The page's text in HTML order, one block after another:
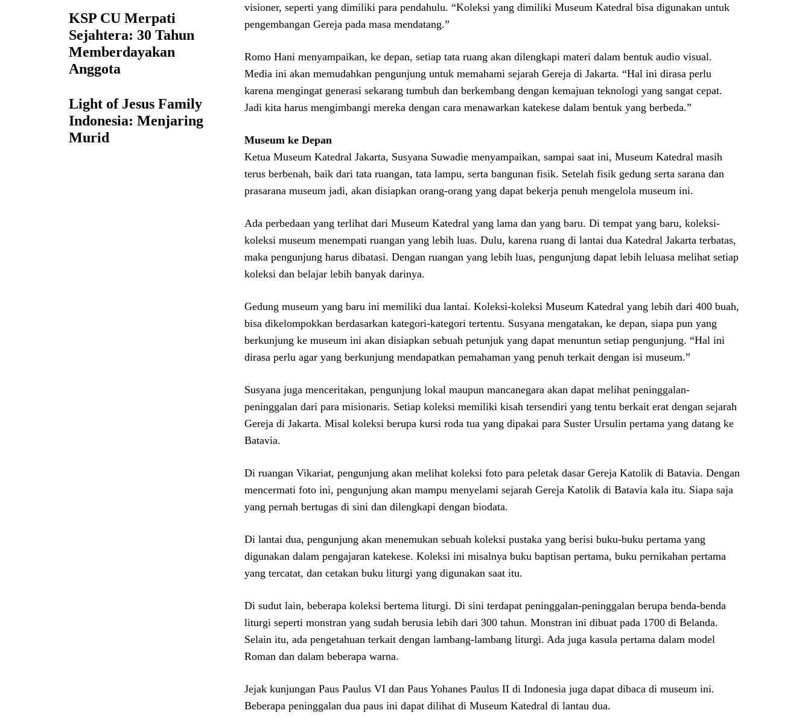
KSP CU Merpati
Sejahtera: 30 Tahun
Memberdayakan
Anggota
Light of Jesus Family
Indonesia: Menjaring
Murid
visioner, seperti yang dimiliki para pendahulu. “Koleksi yang dimiliki Museum Katedral bisa digunakan untuk
pengembangan Gereja pada masa mendatang.”
Romo Hani menyampaikan, ke depan, setiap tata ruang akan dilengkapi materi dalam bentuk audio visual.
Media ini akan memudahkan pengunjung untuk memahami sejarah Gereja di Jakarta. “Hal ini dirasa perlu
karena mengingat generasi sekarang tumbuh dan berkembang dengan kemajuan teknologi yang sangat cepat.
Jadi kita harus mengimbangi mereka dengan cara menawarkan katekese dalam bentuk yang berbeda.”
Museum ke Depan
Ketua Museum Katedral Jakarta, Susyana Suwadie menyampaikan, sampai saat ini, Museum Katedral masih
terus berbenah, baik dari tata ruangan, tata lampu, serta bangunan fisik. Setelah fisik gedung serta sarana dan
prasarana museum jadi, akan disiapkan orang-orang yang dapat bekerja penuh mengelola museum ini.
Ada perbedaan yang terlihat dari Museum Katedral yang lama dan yang baru. Di tempat yang baru, koleksi-
koleksi museum menempati ruangan yang lebih luas. Dulu, karena ruang di lantai dua Katedral Jakarta terbatas,
maka pengunjung harus dibatasi. Dengan ruangan yang lebih luas, pengunjung dapat lebih leluasa melihat setiap
koleksi dan belajar lebih banyak darinya.
Gedung museum yang baru ini memiliki dua lantai. Koleksi-koleksi Museum Katedral yang lebih dari 400 buah,
bisa dikelompokkan berdasarkan kategori-kategori tertentu. Susyana mengatakan, ke depan, siapa pun yang
berkunjung ke museum ini akan disiapkan sebuah petunjuk yang dapat menuntun setiap pengunjung. “Hal ini
dirasa perlu agar yang berkunjung mendapatkan pemahaman yang penuh terkait dengan isi museum.”
Susyana juga menceritakan, pengunjung lokal maupun mancanegara akan dapat melihat peninggalan-
peninggalan dari para misionaris. Setiap koleksi memiliki kisah tersendiri yang tentu berkait erat dengan sejarah
Gereja di Jakarta. Misal koleksi berupa kursi roda tua yang dipakai para Suster Ursulin pertama yang datang ke
Batavia.
Di ruangan Vikariat, pengunjung akan melihat koleksi foto para peletak dasar Gereja Katolik di Batavia. Dengan
mencermati foto ini, pengunjung akan mampu menyelami sejarah Gereja Katolik di Batavia kala itu. Siapa saja
yang pernah bertugas di sini dan dilengkapi dengan biodata.
Di lantai dua, pengunjung akan menemukan sebuah koleksi pustaka yang berisi buku-buku pertama yang
digunakan dalam pengajaran katekese. Koleksi ini misalnya buku baptisan pertama, buku pernikahan pertama
yang tercatat, dan cetakan buku liturgi yang digunakan saat itu.
Di sudut lain, beberapa koleksi bertema liturgi. Di sini terdapat peninggalan-peninggalan berupa benda-benda
liturgi seperti monstran yang sudah berusia lebih dari 300 tahun. Monstran ini dibuat pada 1700 di Belanda.
Selain itu, ada pengetahuan terkait dengan lambang-lambang liturgi. Ada juga kasula pertama dalam model
Roman dan dalam beberapa warna.
Jejak kunjungan Paus Paulus VI dan Paus Yohanes Paulus II di Indonesia juga dapat dibaca di museum ini.
Beberapa peninggalan dua paus ini dapat dilihat di Museum Katedral di lantau dua.